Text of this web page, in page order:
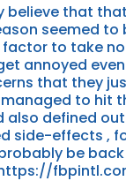
believe that
seemed to
to take
annoyed
that they
to hit
also defined
side-effects ,
be